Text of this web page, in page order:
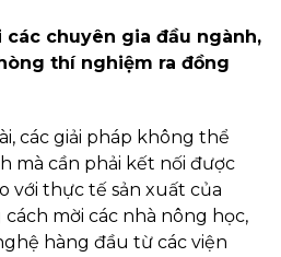
các chuyên gia đầu ngành,
thí nghiệm ra đồng
các giải pháp không thể
mà cần phải kết nối được
với thực tế sản xuất của
mời các nhà nông học,
hàng đầu từ các viện